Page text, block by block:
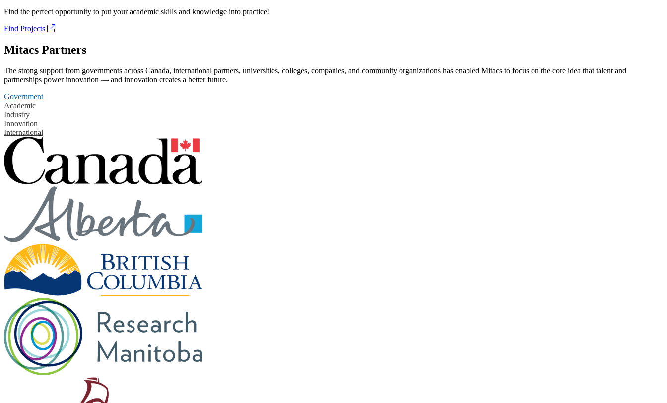
Find the perfect opportunity to put your academic skills and knowledge into practice!
Find Projects
Mitacs Partners
The strong support from governments across Canada, international partners, universities, colleges, companies, and community organizations has enabled Mitacs to focus on the core idea that talent and
partnerships power innovation — and innovation creates a better future.
Government
Academic
Industry
Innovation
International